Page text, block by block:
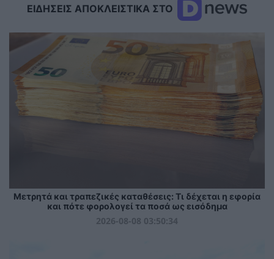
ΕΙΔΗΣΕΙΣ ΑΠΟΚΛΕΙΣΤΙΚΑ ΣΤΟ
Μετρητά και τραπεζικές καταθέσεις: Τι δέχεται η εφορία
και πότε φορολογεί τα ποσά ως εισόδημα
2026-08-08 03:50:34